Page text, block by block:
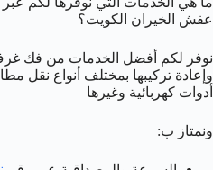
عفش الخيران الكويت؟
نوفر لكم أفضل الخدمات من فك غرف
وإعادة تركيبها بمختلف أنواع نقل
أدوات كهربائية وغيرها
ونمتاز ب: